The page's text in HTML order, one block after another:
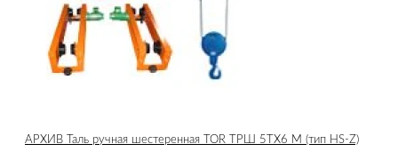
АРХИВ Таль ручная шестеренная TOR ТРШ 5ТХ6 М (тип HS-Z)